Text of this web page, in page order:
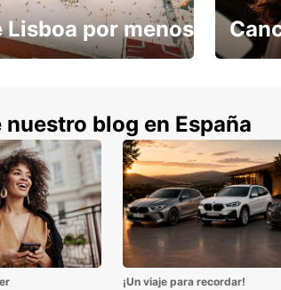
Lisboa por menos
blog en España
¡Un viaje para recordar!